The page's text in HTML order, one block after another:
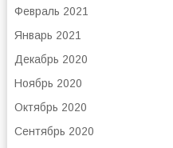
Февраль 2021
Январь 2021
Декабрь 2020
Ноябрь 2020
Октябрь 2020
Сентябрь 2020